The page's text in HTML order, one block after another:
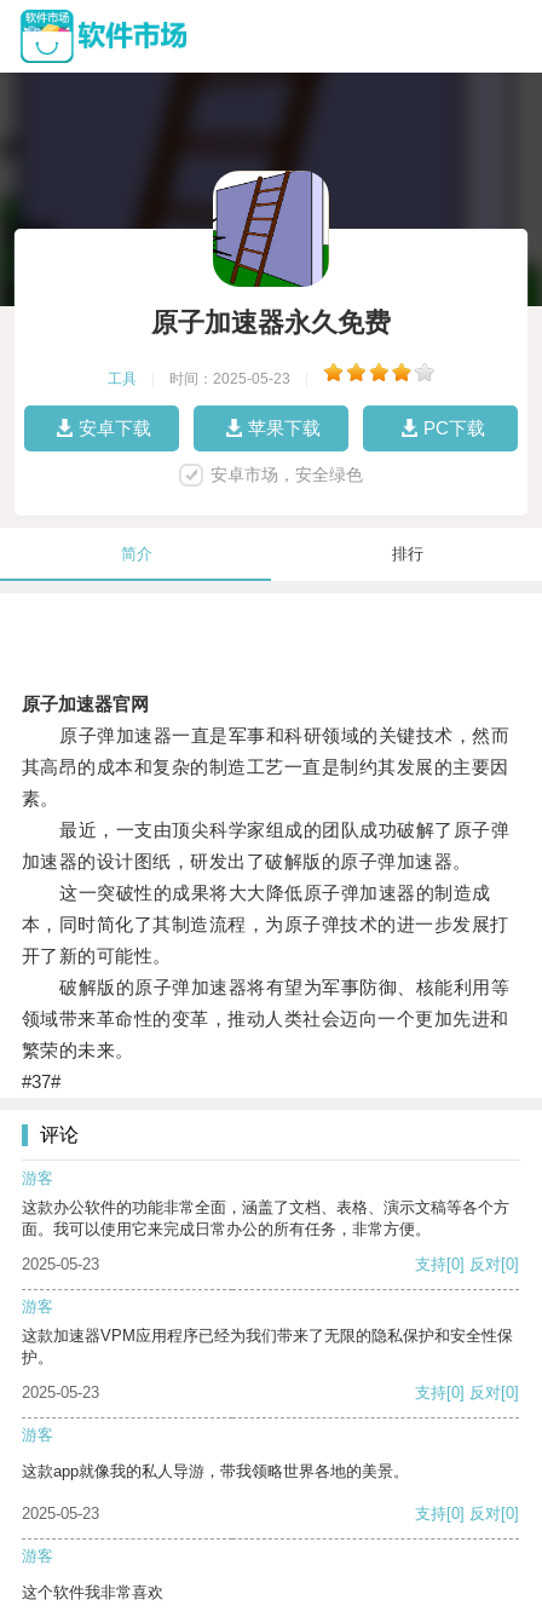
原子加速器永久免费
工具 时间：2025-05-23
安卓下载 苹果下载 PC下载
安卓市场，安全绿色
简介 排行
原子加速器官网
原子弹加速器一直是军事和科研领域的关键技术，然而
其高昂的成本和复杂的制造工艺一直是制约其发展的主要因
素。
最近，一支由顶尖科学家组成的团队成功破解了原子弹
加速器的设计图纸，研发出了破解版的原子弹加速器。
这一突破性的成果将大大降低原子弹加速器的制造成
本，同时简化了其制造流程，为原子弹技术的进一步发展打
开了新的可能性。
破解版的原子弹加速器将有望为军事防御、核能利用等
领域带来革命性的变革，推动人类社会迈向一个更加先进和
繁荣的未来。
#37#
评论
游客
这款办公软件的功能非常全面，涵盖了文档、表格、演示文稿等各个方
面。我可以使用它来完成日常办公的所有任务，非常方便。
2025-05-23
支持[0] 反对[0]
游客
这款加速器VPM应用程序已经为我们带来了无限的隐私保护和安全性保
护。
2025-05-23
支持[0] 反对[0]
游客
这款app就像我的私人导游，带我领略世界各地的美景。
2025-05-23 支持[0] 反对[0]
游客
这个软件我非常喜欢